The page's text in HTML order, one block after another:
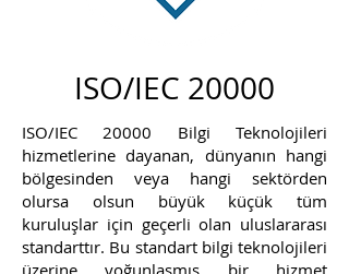
ISO/IEC 20000
ISO/IEC 20000 Bilgi Teknolojileri
hizmetlerine dayanan, dünyanın hangi
bölgesinden veya hangi sektörden
olursa olsun büyük küçük tüm
kuruluşlar için geçerli olan uluslararası
standarttır. Bu standart bilgi teknolojileri
üzerine yoğunlaşmış bir hizmet